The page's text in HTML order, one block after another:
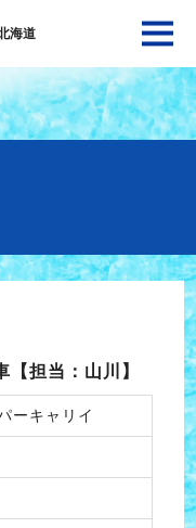
海道
担当：山川】
ーキャリイ